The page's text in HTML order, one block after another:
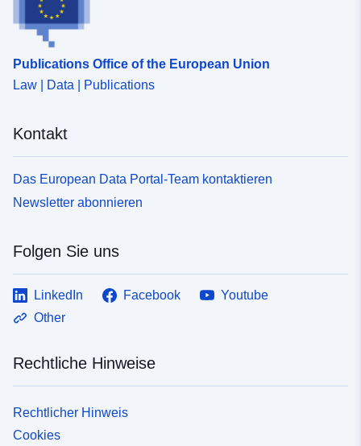
Publications Office of the European Union
Law | Data | Publications
Kontakt
Das European Data Portal-Team kontaktieren
Newsletter abonnieren
Folgen Sie uns
LinkedIn Facebook
Youtube
Other
Rechtliche Hinweise
Rechtlicher Hinweis
Cookies